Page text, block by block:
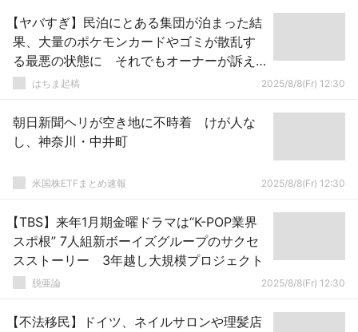
【ヤバすぎ】民泊にとある集団が泊まった結
果、大量のポケモンカードやゴミが散乱す
る最悪の状態に それでもオーナーが訴え
られない深刻な理由が・・・
はちま起稿 2025/8/8(Fr) 12:30
朝日新聞ヘリが空き地に不時着 けが人な
し、神奈川・中井町
米国株ETFまとめ速報 2025/8/8(Fr) 12:30
【TBS】来年1月期金曜ドラマは“K-POP業界
スポ根” 7人組新ボーイズグループのサクセ
スストーリー 3年越し大規模プロジェクト
脱亜論 2025/8/8(Fr) 12:30
【不法移民】ドイツ、ネイルサロンや理髪店